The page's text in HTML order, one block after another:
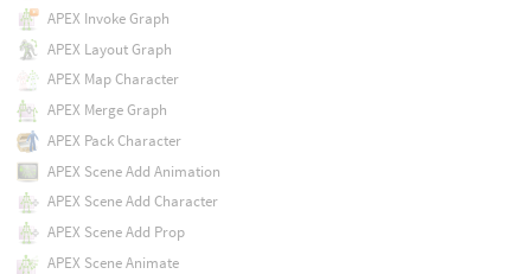
APEX Invoke Graph
APEX Layout Graph
APEX Map Character
APEX Merge Graph
APEX Pack Character
APEX Scene Add Animation
APEX Scene Add Character
APEX Scene Add Prop
APEX Scene Animate